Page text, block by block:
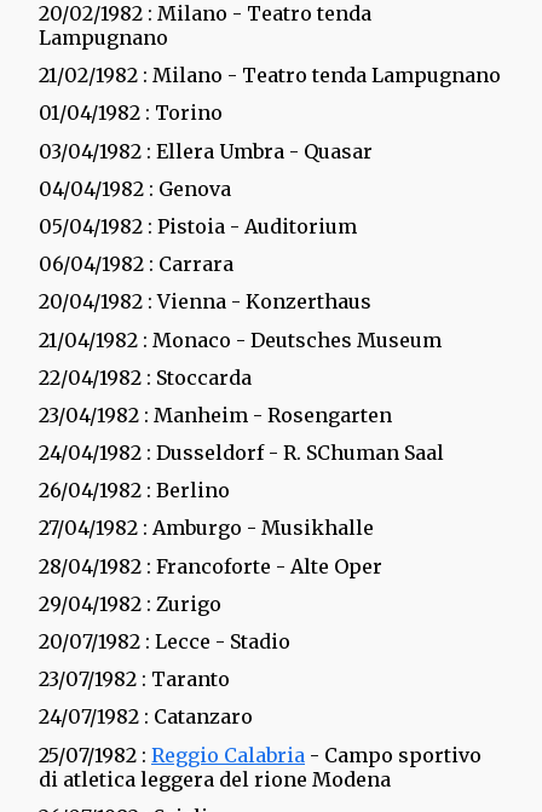
20/02/1982 : Milano - Teatro tenda
Lampugnano
21/02/1982 : Milano - Teatro tenda Lampugnano
01/04/1982 : Torino
03/04/1982 : Ellera Umbra - Quasar
04/04/1982 : Genova
05/04/1982 : Pistoia - Auditorium
06/04/1982 : Carrara
20/04/1982 : Vienna - Konzerthaus
21/04/1982 : Monaco - Deutsches Museum
22/04/1982 : Stoccarda
23/04/1982 : Manheim - Rosengarten
24/04/1982 : Dusseldorf - R. SChuman Saal
26/04/1982 : Berlino
27/04/1982 : Amburgo - Musikhalle
28/04/1982 : Francoforte - Alte Oper
29/04/1982 : Zurigo
20/07/1982 : Lecce - Stadio
23/07/1982 : Taranto
24/07/1982 : Catanzaro
25/07/1982 : Reggio Calabria - Campo sportivo
di atletica leggera del rione Modena